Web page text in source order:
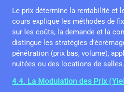
Le prix détermine la rentabilité et
cours explique les méthodes de
sur les coûts, la demande et la
distingue les stratégies
pénétration (prix bas, volume),
nuitées ou des locations de salles.
4.4. La Modulation des Prix